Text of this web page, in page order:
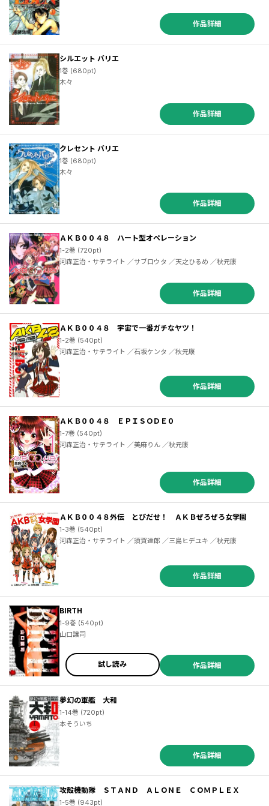
作品詳細
シルエット バリエ
1巻 (680pt)
木々
作品詳細
クレセント バリエ
1巻 (680pt)
木々
作品詳細
ＡＫＢ００４８ ハート型オペレーション
1-2巻 (720pt)
河森正治・サテライト ／サブロウタ ／天之ひるめ ／秋元康
作品詳細
ＡＫＢ００４８ 宇宙で一番ガチなヤツ！
1-2巻 (540pt)
河森正治・サテライト ／石坂ケンタ ／秋元康
作品詳細
ＡＫＢ００４８ ＥＰＩＳＯＤＥ０
1-7巻 (540pt)
河森正治・サテライト ／美麻りん ／秋元康
作品詳細
ＡＫＢ００４８外伝 とびだせ！ ＡＫＢぜろぜろ女学園
1-3巻 (540pt)
河森正治・サテライト ／須賀達郎 ／三島ヒデユキ ／秋元康
作品詳細
BIRTH
1-9巻 (540pt)
山口譲司
試し読み 作品詳細
夢幻の軍艦 大和
1-14巻 (720pt)
本そういち
作品詳細
攻殻機動隊 ＳＴＡＮＤ ＡＬＯＮＥ ＣＯＭＰＬＥＸ
1-5巻 (943pt)